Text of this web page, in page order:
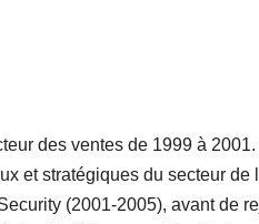
des ventes de 1999 à
et stratégiques du secteur de
(2001-2005), avant de